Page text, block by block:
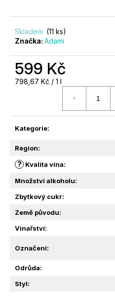
Skladem (11 ks)
Značka: Adami
599 Kč
Měrná
798,67 Kč / 1 l
Kategorie:
Region:
? Kvalita vína:
Množství alkoholu:
Zbytkový cukr:
Země původu:
Vinařství:
Označení:
Odrůda:
Styl:
D
O
E
VOLKANUS
BRUT
BALESTRI
VALDA
379